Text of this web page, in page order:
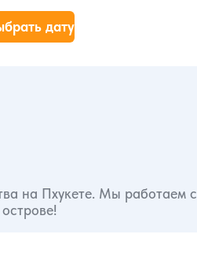
дату
на Пхукете. Мы работаем